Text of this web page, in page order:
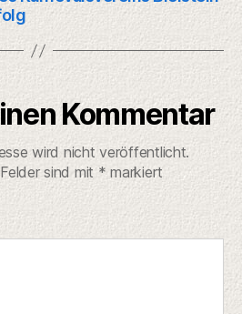
Kommentar
wird nicht veröffentlicht.
sind mit* markiert